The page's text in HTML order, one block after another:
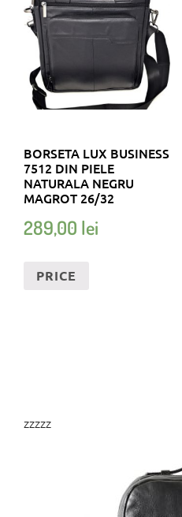
BORSETA LUX BUSINESS
7512 DIN PIELE
NATURALA NEGRU
MAGROT 26/32
289,00 lei
PRICE
zzzzz